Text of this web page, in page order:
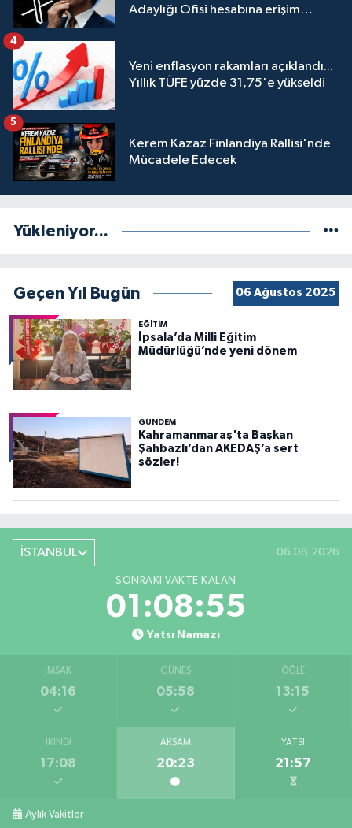
Adaylığı Ofisi hesabına erişim
Yeni enflasyon rakamları açıklandı...
Yıllık TÜFE yüzde 31,75'e yükseldi
4
Kerem Kazaz Finlandiya Rallisi'nde
Mücadele Edecek
5
Yükleniyor...
Geçen Yıl Bugün 06 Ağustos 2025
EĞİTİM
İpsala’da Milli Eğitim
Müdürlüğü’nde yeni dönem
GÜNDEM
Kahramanmaraş'ta Başkan
Şahbazlı’dan AKEDAŞ’a sert
sözler!
İSTANBUL 06.08.2026
SONRAKI VAKTE KALAN
01:08:54
Yatsı Namazı
İMSAK
04:16
GÜNEŞ
05:58
ÖĞLE
13:15
İKINDI
17:08
AKŞAM
20:23
YATSI
21:57
Aylık Vakitler